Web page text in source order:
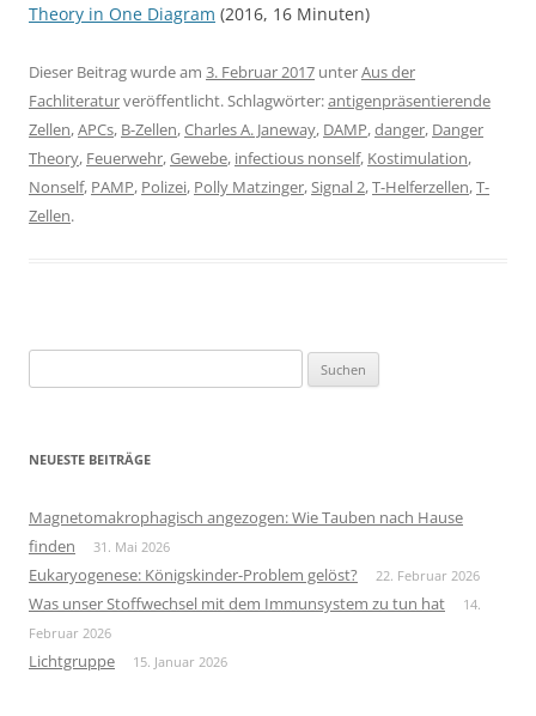
Theory in One Diagram (2016, 16 Minuten)
Dieser Beitrag wurde am 3. Februar 2017 unterAus der
Fachliteraturveröffentlicht. Schlagwörter:antigenpräsentierende
Zellen,APCs, B-Zellen,Charles A. Janeway, DAMP,danger, Danger
Theory, Feuerwehr,Gewebe, infectious nonself, Kostimulation,
Nonself, PAMP, Polizei, Polly Matzinger,Signal 2,T-Helferzellen,T-
Zellen.
nach:
NEUESTE BEITRÄGE
Magnetomakrophagisch angezogen: Wie Tauben nach Hause
finden
31. Mai 2026
Eukaryogenese: Königskinder-Problem gelöst? 22. Februar 2026
Was unser Stoffwechsel mit dem Immunsystem zu tun hat
14.
Februar 2026
Lichtgruppe 15. Januar 2026